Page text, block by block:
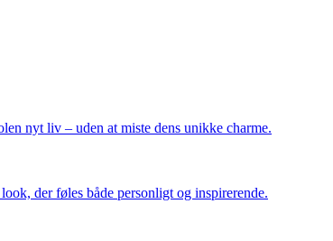
nyt liv – uden at miste dens unikke charme.
der føles både personligt og inspirerende.